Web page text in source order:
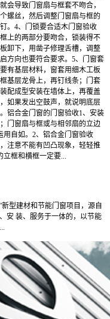
会导致门窗扇与框套不吻合，
螺丝，然后调整门窗扇与框的
。4、门锁要合适木门窗验收
上的两部分要吻合，锁装得不
卸下，用凿子修理舌槽，调整
方向也要符合要求。5、门窗套
有基层材料，窗套用细木工板
基层龙骨上，再钉线条；门套
配成型安装在墙体上，再覆盖
如果发出空鼓声，就说明底层
铝合金门窗的门窗验收1、安装
门窗扇与框或与相邻扇的立边
用自如。2、铝合金门窗验收
注意不能有凹凸现象，轻轻推
立框和横框一定要...
型建材和节能门窗项目，源自
安 装、服务于一体的，以节能